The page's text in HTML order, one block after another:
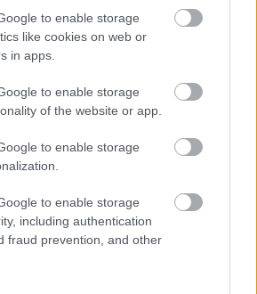
to enable storage
like cookies on web or
in apps.
to enable storage
of the website or app.
to enable storage
to enable storage
including authentication
fraud prevention, and other
Joe Biden
nyugtatgatja a